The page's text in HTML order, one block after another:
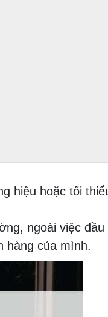
hiệu hoặc tối
ngoài việc
hàng của mình.